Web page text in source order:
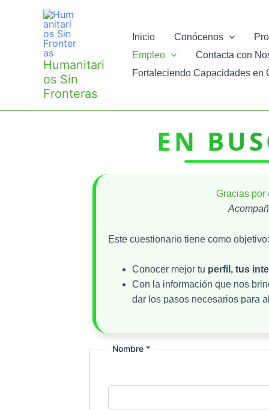
contenido
Humanitari
os Sin
Fronteras
Inicio Conócenos
Empleo
Contacta con
Fortaleciendo Capacidades en
EN
Gracias por
Este cuestionario tiene como objetivo:
Conocer mejor tu perfil, tus
Con la información que nos
dar los pasos necesarios para
Nombre *